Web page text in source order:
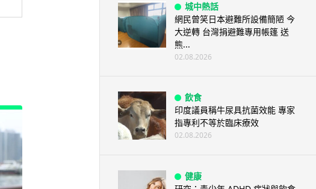
城中熱話
網民曾笑日本避難所設備簡陋 今
大逆轉 台灣捐避難專用帳篷 送
熊...
02.08.2026
飲食
印度議員稱牛尿具抗菌效能 專家
指專利不等於臨床療效
02.08.2026
健康